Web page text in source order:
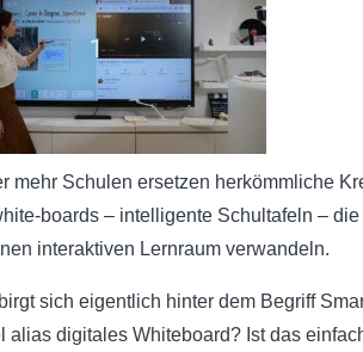
mehr Schulen ersetzen herkömmliche
boards – intelligente Schultafeln – die
interaktiven Lernraum verwandeln.
sich eigentlich hinter dem Begriff
alias digitales Whiteboard? Ist das